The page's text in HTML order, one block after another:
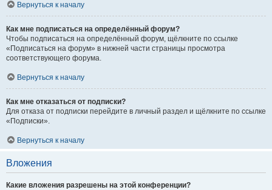
Вернуться к началу
Как мне подписаться на определённый форум?
Чтобы подписаться на определённый форум, щёлкните по ссылке
«Подписаться на форум» в нижней части страницы просмотра
соответствующего форума.
Вернуться к началу
Как мне отказаться от подписки?
Для отказа от подписки перейдите в личный раздел и щёлкните по ссылке
«Подписки».
Вернуться к началу
Вложения
Какие вложения разрешены на этой конференции?